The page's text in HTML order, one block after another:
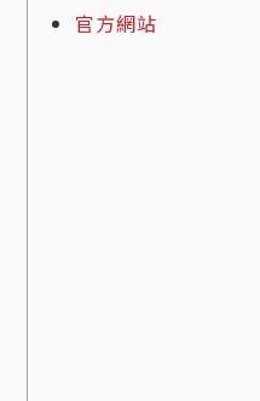
官方網站